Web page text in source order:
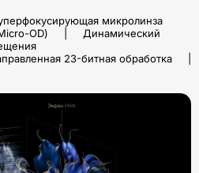
микролинза
(Micro-OD) | Динамический
23-битная обработка |